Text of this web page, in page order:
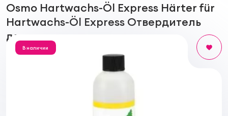
Osmo Hartwachs-Öl Express Härter für
Hartwachs-Öl Express Отвердитель
для масла
В наличии